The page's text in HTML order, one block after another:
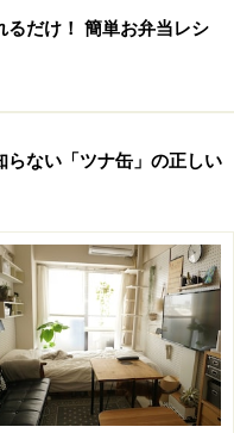
す。あまり上まで入れ
4. これで、だしが取れ
らをもう一度使い、二
番だしを取ることもで
きます。そのときは、
5分程度フタをして。
6. おわんにお好みの具
るだけ！ 簡単お弁当レシ
らない「ツナ缶」の正しい